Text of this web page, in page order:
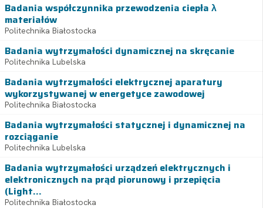
Badania współczynnika przewodzenia ciepła λ
materiałów
Politechnika Białostocka
Badania wytrzymałości dynamicznej na skręcanie
Politechnika Lubelska
Badania wytrzymałości elektrycznej aparatury
wykorzystywanej w energetyce zawodowej
Politechnika Białostocka
Badania wytrzymałości statycznej i dynamicznej na
rozciąganie
Politechnika Lubelska
Badania wytrzymałości urządzeń elektrycznych i
elektronicznych na prąd piorunowy i przepięcia
(Light...
Politechnika Białostocka